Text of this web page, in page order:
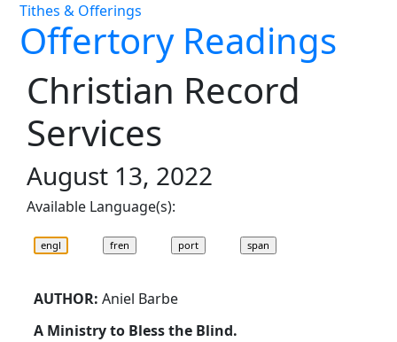
Tithes & Offerings
Offertory Readings
Christian Record
Services
August 13, 2022
Available Language(s):
AUTHOR:Aniel Barbe
A Ministry to Bless the Blind.